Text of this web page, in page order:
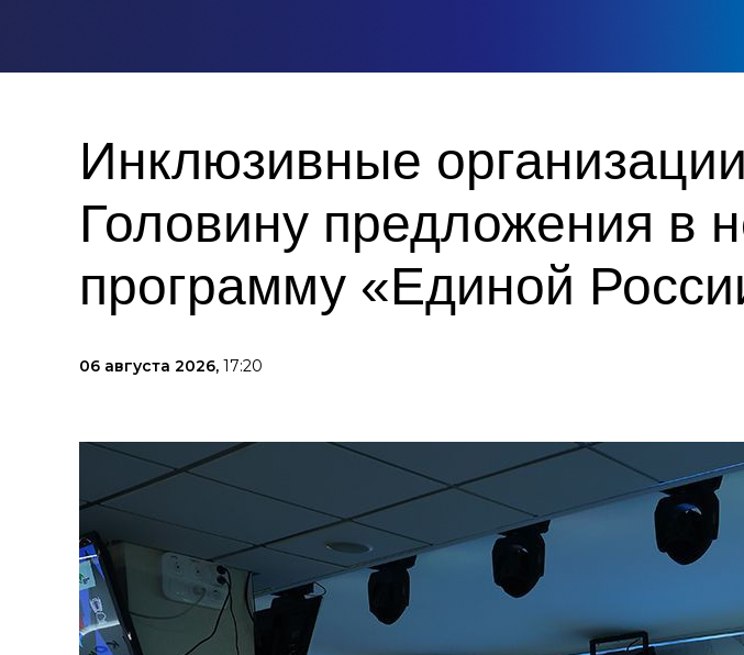
Инклюзивные
Головину предложения в
программу «Единой
06 августа 2026, 17:20